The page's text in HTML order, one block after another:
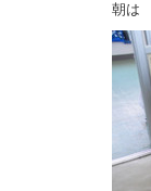
朝は